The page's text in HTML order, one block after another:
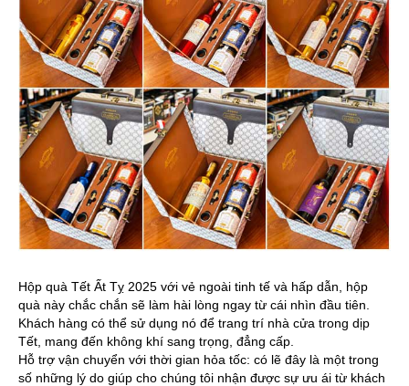
Hộp quà Tết Ất Tỵ 2025 với vẻ ngoài tinh tế và hấp dẫn, hộp
quà này chắc chắn sẽ làm hài lòng ngay từ cái nhìn đầu tiên.
Khách hàng có thể sử dụng nó để trang trí nhà cửa trong dịp
Tết, mang đến không khí sang trọng, đẳng cấp.
Hỗ trợ vận chuyển với thời gian hỏa tốc: có lẽ đây là một trong
số những lý do giúp cho chúng tôi nhận được sự ưu ái từ khách